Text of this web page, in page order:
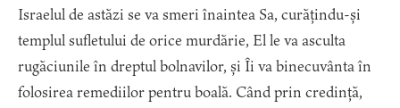
Israelul de astăzi se va smeri înaintea Sa, curățindu-și
templul sufletului de orice murdărie, El le va asculta
rugăciunile în dreptul bolnavilor, și Îi va binecuvânta în
folosirea remediilor pentru boală. Când prin credință,